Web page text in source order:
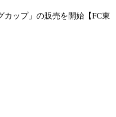
カップ」の販売を開始【FC東